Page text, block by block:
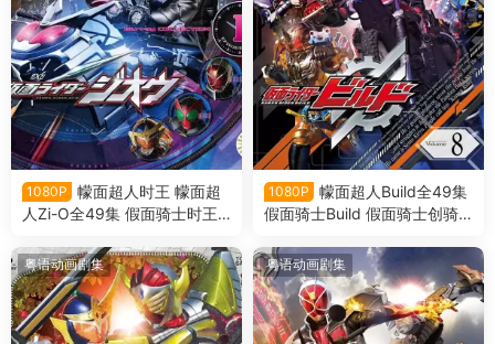
1080P
幪面超人时王 幪面超
人Zi-O全49集 假面骑士时王
1080P
幪面超人Build全49集
假面骑士Build 假面骑士创骑
粤语动画剧集 粤语动画剧集